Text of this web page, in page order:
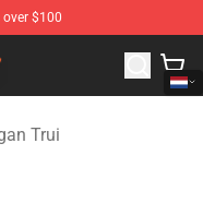
$100
Mulligan Merchandise
Trui